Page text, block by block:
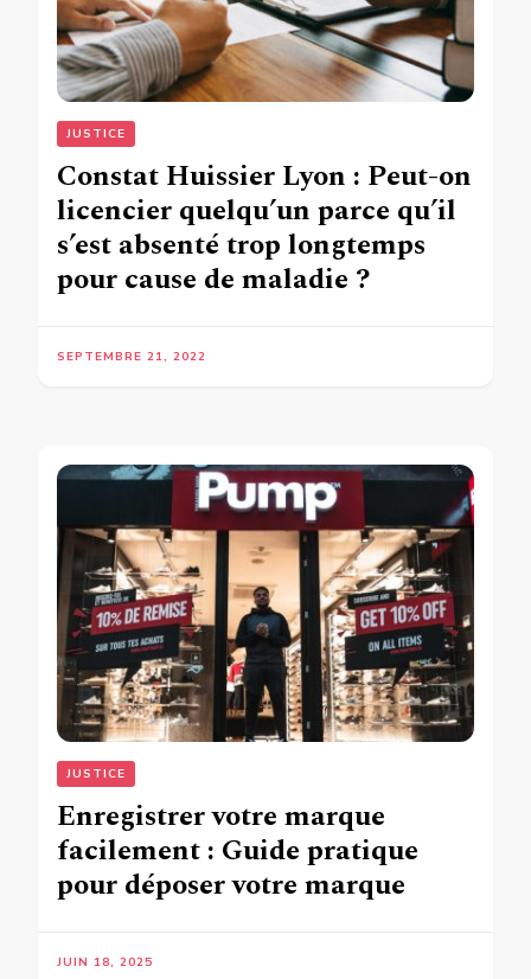
JUSTICE
Constat Huissier Lyon : Peut-on
licencier quelqu’un parce qu’il
s’est absenté trop longtemps
pour cause de maladie ?
SEPTEMBRE 21, 2022
JUSTICE
Enregistrer votre marque
facilement : Guide pratique
pour déposer votre marque
JUIN 18, 2025